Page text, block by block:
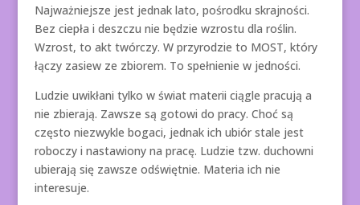
Najważniejsze jest jednak lato, pośrodku skrajności.
Bez ciepła i deszczu nie będzie wzrostu dla roślin.
Wzrost, to akt twórczy. W przyrodzie to MOST, który
łączy zasiew ze zbiorem. To spełnienie w jedności.
Ludzie uwikłani tylko w świat materii ciągle pracują a
nie zbierają. Zawsze są gotowi do pracy. Choć są
często niezwykle bogaci, jednak ich ubiór stale jest
roboczy i nastawiony na pracę. Ludzie tzw. duchowni
ubierają się zawsze odświętnie. Materia ich nie
interesuje.